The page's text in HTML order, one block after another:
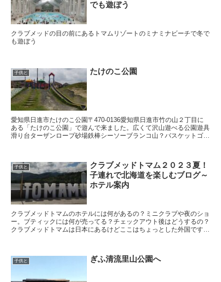
でも遊ぼう
クラブメッドの目の前にあるトマムリゾートのミナミナビーチで冬で
も遊ぼう
子供と たけのこ公園
愛知県日進市たけのこ公園〒470-0136愛知県日進市竹の山２丁目に
ある「たけのこ公園」で遊んで来ました。広くて沢山遊べる公園遊具
滑り台ターザンロープ砂場鉄棒シーソーブランコ山？バスケットゴー
子供と
クラブメッドトマム２０２３夏！
子連れで北海道を楽しむブログ～
ホテル案内
クラブメッドトマムのホテルには何があるの？ミニクラブや夜のショ
ー。ブティックには何が売ってる？チェックアウト後はどうするの？
クラブメッドトマムは日本にあるけどここはちょっとした外国です。
子供と ぎふ清流里山公園へ